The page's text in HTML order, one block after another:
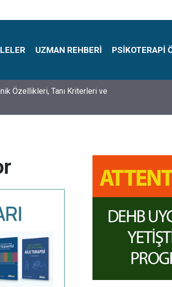
UZMAN REHBERI PSIKOTERAPI
10 Mayıs Tarihinin Hikayesi